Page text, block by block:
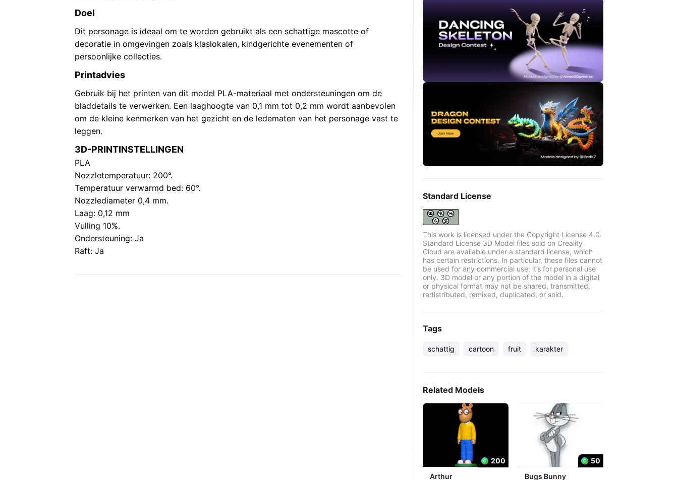
Doel
Dit personage is ideaal om te worden gebruikt als een schattige mascotte of
decoratie in omgevingen zoals klaslokalen, kindgerichte evenementen of
persoonlijke collecties.
Printadvies
Gebruik bij het printen van dit model PLA-materiaal met ondersteuningen om de
bladdetails te verwerken. Een laaghoogte van 0,1 mm tot 0,2 mm wordt aanbevolen
om de kleine kenmerken van het gezicht en de ledematen van het personage vast te
leggen.
3D-PRINTINSTELLINGEN
PLA
Nozzletemperatuur: 200°.
Temperatuur verwarmd bed: 60°.
Nozzlediameter 0,4 mm.
Laag: 0,12 mm
Vulling 10%.
Ondersteuning: Ja
Raft: Ja
Standard License
This work is licensed under the Copyright License 4.0.
Standard License 3D Model files sold on Creality
Cloud are available under a standard license, which
has certain restrictions. In particular, these files cannot
be used for any commercial use; it’s for personal use
only. 3D model or any portion of the model in a digital
or physical format may not be shared, transmitted,
redistributed, remixed, duplicated, or sold.
Tags
schattig cartoon fruit karakter
Related Models
200
Arthur
50
Bugs Bunny